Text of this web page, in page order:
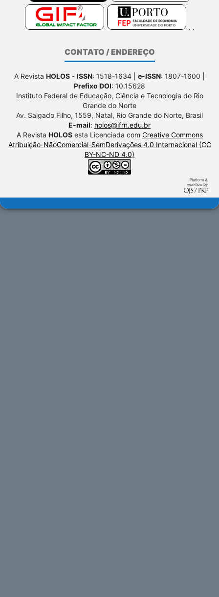
CONTATO / ENDEREÇO
A Revista HOLOS - ISSN: 1518-1634 | e-ISSN: 1807-1600 |
Prefixo DOI: 10.15628
Instituto Federal de Educação, Ciência e Tecnologia do Rio
Grande do Norte
Av. Salgado Filho, 1559, Natal, Rio Grande do Norte, Brasil
E-mail: holos@ifrn.edu.br
A Revista HOLOSesta Licenciada com Creative Commons
Atribuição-NãoComercial-SemDerivações 4.0 Internacional (CC
BY-NC-ND 4.0)